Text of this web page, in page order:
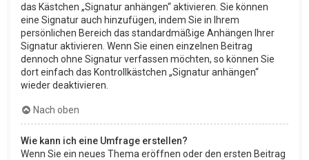
das Kästchen „Signatur anhängen“ aktivieren. Sie können
eine Signatur auch hinzufügen, indem Sie in Ihrem
persönlichen Bereich das standardmäßige Anhängen Ihrer
Signatur aktivieren. Wenn Sie einen einzelnen Beitrag
dennoch ohne Signatur verfassen möchten, so können Sie
dort einfach das Kontrollkästchen „Signatur anhängen“
wieder deaktivieren.
Nach oben
Wie kann ich eine Umfrage erstellen?
Wenn Sie ein neues Thema eröffnen oder den ersten Beitrag